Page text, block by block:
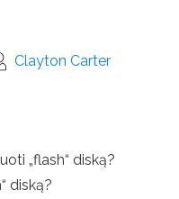
Clayton Carter
„flash“ diską?
diską?